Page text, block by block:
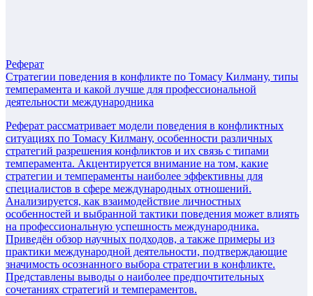
Реферат
Стратегии поведения в конфликте по Томасу Килману, типы
темперамента и какой лучше для профессиональной
деятельности международника
Реферат рассматривает модели поведения в конфликтных
ситуациях по Томасу Килману, особенности различных
стратегий разрешения конфликтов и их связь с типами
темперамента. Акцентируется внимание на том, какие
стратегии и темпераменты наиболее эффективны для
специалистов в сфере международных отношений.
Анализируется, как взаимодействие личностных
особенностей и выбранной тактики поведения может влиять
на профессиональную успешность международника.
Приведён обзор научных подходов, а также примеры из
практики международной деятельности, подтверждающие
значимость осознанного выбора стратегии в конфликте.
Представлены выводы о наиболее предпочтительных
сочетаниях стратегий и темпераментов.